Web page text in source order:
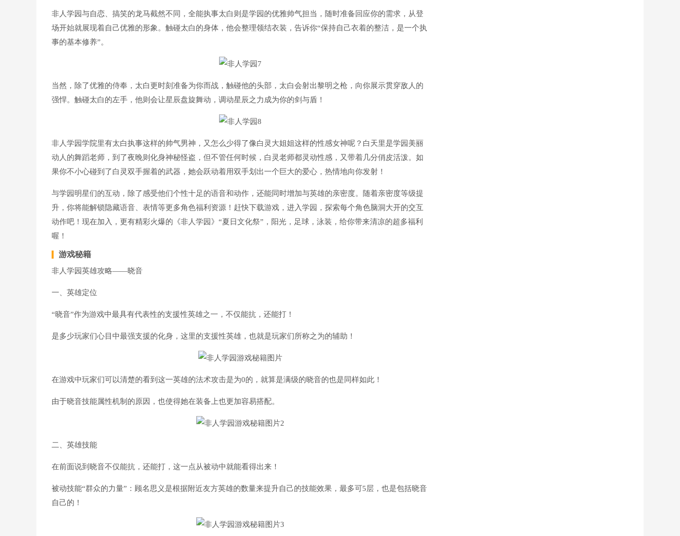
非人学园与自恋、搞笑的龙马截然不同，全能执事太白则是学园的优雅帅气担当，随时准备回应你的需求，从登
场开始就展现着自己优雅的形象。触碰太白的身体，他会整理领结衣装，告诉你“保持自己衣着的整洁，是一个执
事的基本修养”。
当然，除了优雅的侍奉，太白更时刻准备为你而战，触碰他的头部，太白会射出黎明之枪，向你展示贯穿敌人的
强悍。触碰太白的左手，他则会让星辰盘旋舞动，调动星辰之力成为你的剑与盾！
非人学园学院里有太白执事这样的帅气男神，又怎么少得了像白灵大姐姐这样的性感女神呢？白天里是学园美丽
动人的舞蹈老师，到了夜晚则化身神秘怪盗，但不管任何时候，白灵老师都灵动性感，又带着几分俏皮活泼。如
果你不小心碰到了白灵双手握着的武器，她会跃动着用双手划出一个巨大的爱心，热情地向你发射！
与学园明星们的互动，除了感受他们个性十足的语音和动作，还能同时增加与英雄的亲密度。随着亲密度等级提
升，你将能解锁隐藏语音、表情等更多角色福利资源！赶快下载游戏，进入学园，探索每个角色脑洞大开的交互
动作吧！现在加入，更有精彩火爆的《非人学园》“夏日文化祭”，阳光，足球，泳装，给你带来清凉的超多福利
喔！
游戏秘籍
非人学园英雄攻略——晓音
一、英雄定位
“晓音”作为游戏中最具有代表性的支援性英雄之一，不仅能抗，还能打！
是多少玩家们心目中最强支援的化身，这里的支援性英雄，也就是玩家们所称之为的辅助！
在游戏中玩家们可以清楚的看到这一英雄的法术攻击是为0的，就算是满级的晓音的也是同样如此！
由于晓音技能属性机制的原因，也使得她在装备上也更加容易搭配。
二、英雄技能
在前面说到晓音不仅能抗，还能打，这一点从被动中就能看得出来！
被动技能“群众的力量”：顾名思义是根据附近友方英雄的数量来提升自己的技能效果，最多可5层，也是包括晓音
自己的！